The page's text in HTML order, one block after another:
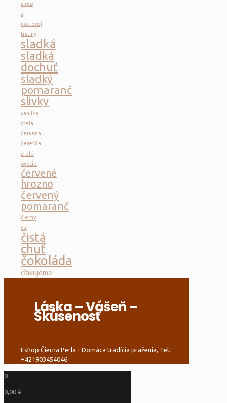
sirup
z
cukrovej
trstiny
sladká
sladká
dochuť
sladký
pomaranč
slivky
vanilka
zrelá
červená
čerešňa
zrelé
ovocie
červené
hrozno
červený
pomaranč
čierny
čaj
čistá
chuť
čokoláda
ďakujeme
Láska – Vášeň –
Skúsenosť
Eshop Čierna Perla - Domáca tradícia praženia, Tel.:
+421903454046
0
0,00 €